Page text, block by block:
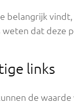
belangrijk
dat deze
links
de